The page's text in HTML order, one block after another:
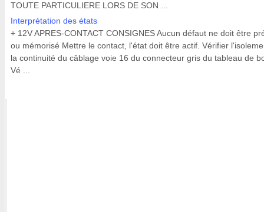
TOUTE PARTICULIERE LORS DE SON ...
Interprétation des états
+ 12V APRES-CONTACT CONSIGNES Aucun défaut ne doit être
ou mémorisé Mettre le contact, l'état doit être actif. Vérifier
la continuité du câblage voie 16 du connecteur gris du tableau de
Vé ...